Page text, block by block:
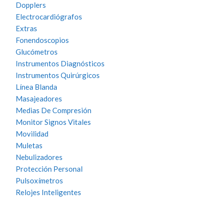
Dopplers
Electrocardiógrafos
Extras
Fonendoscopios
Glucómetros
Instrumentos Diagnósticos
Instrumentos Quirúrgicos
Línea Blanda
Masajeadores
Medias De Compresión
Monitor Signos Vitales
Movilidad
Muletas
Nebulizadores
Protección Personal
Pulsoxímetros
Relojes Inteligentes